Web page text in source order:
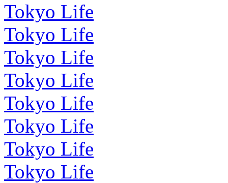
Tokyo Life
Tokyo Life
Tokyo Life
Tokyo Life
Tokyo Life
Tokyo Life
Tokyo Life
Tokyo Life